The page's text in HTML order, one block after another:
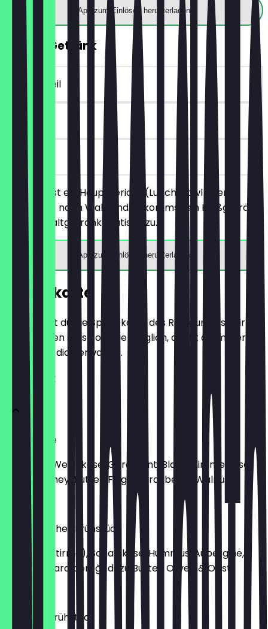
App zum Einlösen herunterladen
GRATIS Getränk
~5 € Vorteil
90 Tage
vor Ort
Du bestellst ein Hauptgericht (Lunch, Bowl oder
Frühstück) nach Wahl und bekommst ein Heißgetränk
oder ein Kaltgetränk gratis dazu.
App zum Einlösen herunterladen
Speisekarte
Hier findest du die Speisekarte des Restaurants. Wir
aktualisieren sie so oft wie möglich, damit du immer
weißt, was dich erwartet.
FRÜHSTÜCK
Käseplatte
Hartkäse, Weichkäse, Géramont, Blauschimmelkäse
dazu Chutney, Butter, Feigen, Trauben & Walnüsse
11,90 €
Orientalisches Frühstück
Sucuk (Pastirma), Schafskäse, Hummus, Aubergine,
Falafel, Sigara böreği, dazu Butter, Oliven & Obst
13,90 €
Veganes Frühstück